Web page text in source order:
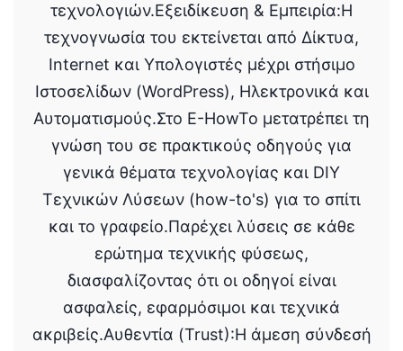
τεχνολογιών.Εξειδίκευση & Εμπειρία:Η
τεχνογνωσία του εκτείνεται από Δίκτυα,
Internet και Υπολογιστές μέχρι στήσιμο
Ιστοσελίδων (WordPress), Ηλεκτρονικά και
Αυτοματισμούς.Στο E-HowTo μετατρέπει τη
γνώση του σε πρακτικούς οδηγούς για
γενικά θέματα τεχνολογίας και DIY
Τεχνικών Λύσεων (how-to's) για το σπίτι
και το γραφείο.Παρέχει λύσεις σε κάθε
ερώτημα τεχνικής φύσεως,
διασφαλίζοντας ότι οι οδηγοί είναι
ασφαλείς, εφαρμόσιμοι και τεχνικά
ακριβείς.Αυθεντία (Trust):Η άμεση σύνδεσή